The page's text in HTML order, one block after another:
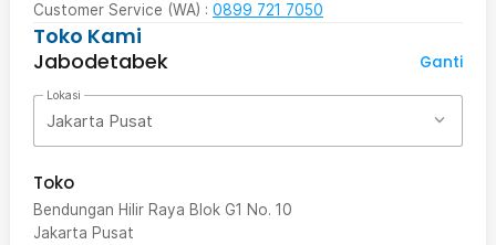
Customer Service (WA) : 0899 721 7050
Toko Kami
Jabodetabek
Ganti
Lokasi
Jakarta Pusat
Toko
Bendungan Hilir Raya Blok G1 No. 10
Jakarta Pusat